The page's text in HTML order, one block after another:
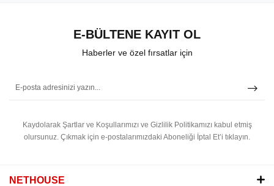
E-BÜLTENE KAYIT OL
Haberler ve özel fırsatlar için
Kaydolarak Şartlar ve Koşullarımızı ve Gizlilik Politikamızı kabul etmiş
olursunuz. Çıkmak için e-postalarımızdaki Aboneliği İptal Et’i tıklayın.
NETHOUSE